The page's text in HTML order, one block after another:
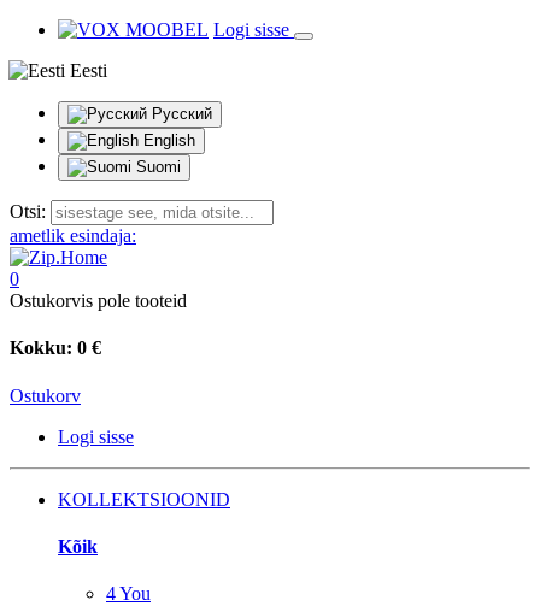
Logi sisse
Eesti
Русский
English
Suomi
Otsi:
ametlik esindaja:
0
Ostukorvis pole tooteid
Kokku: 0 €
Ostukorv
Logi sisse
KOLLEKTSIOONID
Kõik
4 You